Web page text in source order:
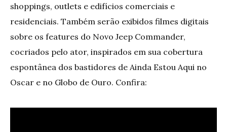
shoppings, outlets e edifícios comerciais e
residenciais. Também serão exibidos filmes digitais
sobre os features do Novo Jeep Commander,
cocriados pelo ator, inspirados em sua cobertura
espontânea dos bastidores de Ainda Estou Aqui no
Oscar e no Globo de Ouro. Confira: